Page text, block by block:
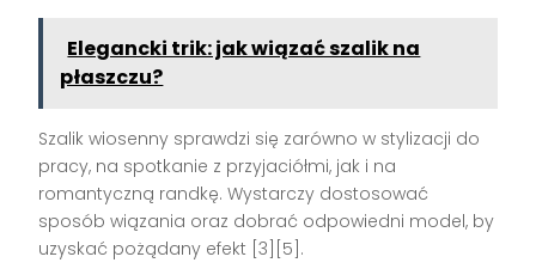
Elegancki trik: jak wiązać szalik na
płaszczu?
Szalik wiosenny sprawdzi się zarówno w stylizacji do
pracy, na spotkanie z przyjaciółmi, jak i na
romantyczną randkę. Wystarczy dostosować
sposób wiązania oraz dobrać odpowiedni model, by
uzyskać pożądany efekt [3][5].